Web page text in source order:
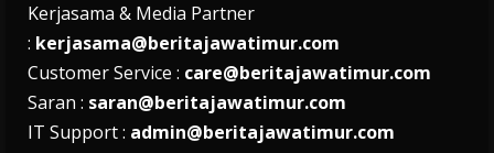
Kerjasama & Media Partner
: kerjasama@beritajawatimur.com
Customer Service : care@beritajawatimur.com
Saran : saran@beritajawatimur.com
IT Support : admin@beritajawatimur.com